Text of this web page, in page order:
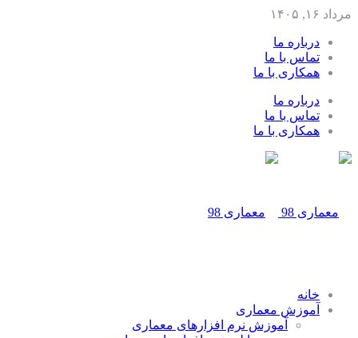
مرداد ۱۶, ۱۴۰۵
درباره ما
تماس با ما
همکاری با ما
درباره ما
تماس با ما
همکاری با ما
خانه
آموزش معماری
آموزش نرم افزارهای معماری